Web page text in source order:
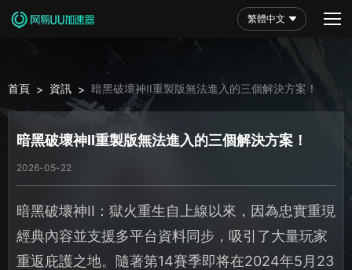
繁體中文
首頁 > 資訊 > 暗黑破壞神II重製版無法進入的三個解決方案！
暗黑破壞神II重製版無法進入的三個解決方案！
2026-05-22
暗黑破壞神II：獄火重生自上線以來，因為忠實重現
經典內容並支援多平台資料同步，吸引了大量玩家
重返庇護之地。隨著第14賽季即将在2024年5月23